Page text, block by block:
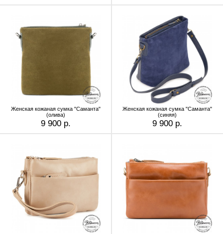
Женская кожаная сумка "Саманта"
(олива)
9 900 р.
Женская кожаная сумка "Саманта"
(синяя)
9 900 р.